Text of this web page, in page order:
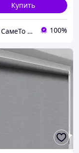
Купить
💙💛👌 СамеТо ТМ интернет-магазин sameto.com.ua 🎁％🚚 ⤵ 100%